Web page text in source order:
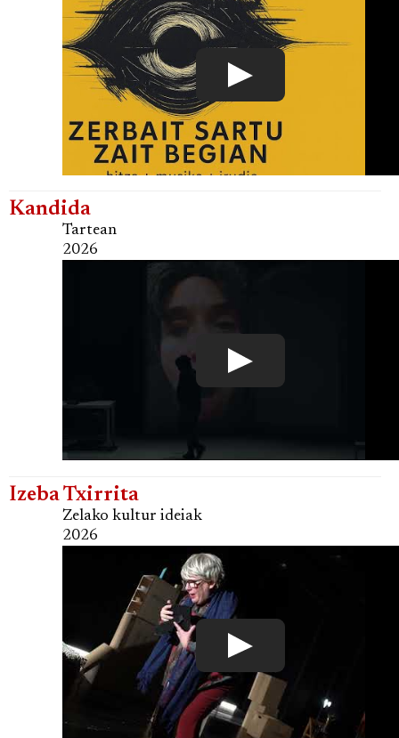
Kandida
Tartean
2026
Izeba Txirrita
Zelako kultur ideiak
2026